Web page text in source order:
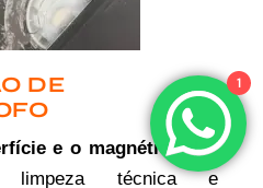
DE
e o magnético das
limpeza técnica e
1